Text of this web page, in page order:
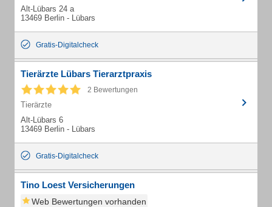
Alt-Lübars 24 a
13469 Berlin - Lübars
Gratis-Digitalcheck
Tierärzte Lübars Tierarztpraxis
2 Bewertungen
Tierärzte
Alt-Lübars 6
13469 Berlin - Lübars
Gratis-Digitalcheck
Tino Loest Versicherungen
Web Bewertungen vorhanden